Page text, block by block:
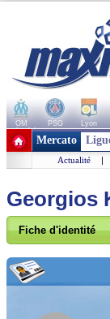
OM PSG Lyon
+ de clubs
Mercato
Actualité |
Georgios
Fiche d'identité